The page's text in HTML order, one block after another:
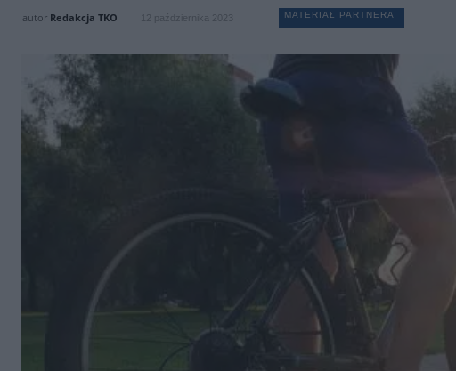
autor Redakcja TKO 12 października 2023 MATERIAŁ PARTNERA